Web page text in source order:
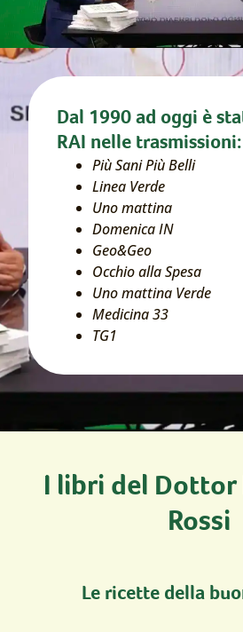
Dal 1990 ad oggi è
RAI nelle trasmissioni:
Più Sani Più Belli
Linea Verde
Uno mattina
Domenica IN
Geo&Geo
Occhio alla Spesa
Uno mattina Verde
Medicina 33
TG1
I libri del Dottor
Rossi
Le ricette della